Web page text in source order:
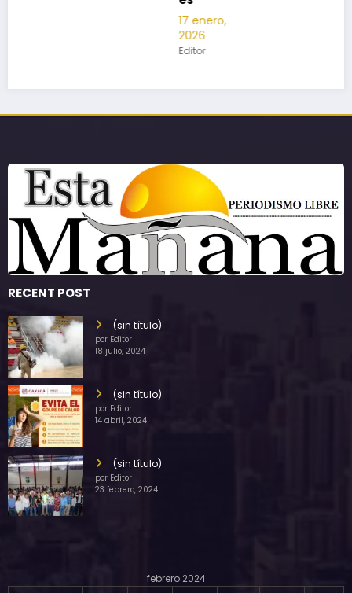
RECENT POST
(sin título)
por Editor
18 julio, 2024
(sin título)
por Editor
14 abril, 2024
(sin título)
por Editor
23 febrero, 2024
febrero 2024